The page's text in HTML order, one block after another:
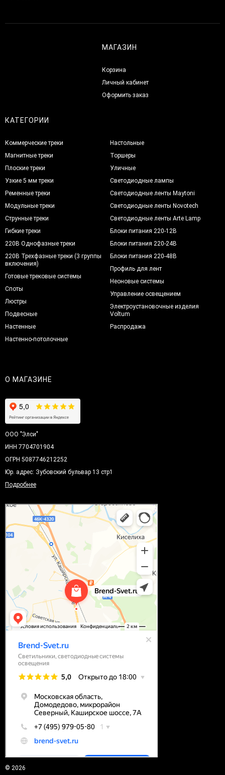
МАГАЗИН
Корзина
Личный кабинет
Оформить заказ
КАТЕГОРИИ
Коммерческие треки
Магнитные треки
Плоские треки
Узкие 5 мм треки
Ременные треки
Модульные треки
Струнные треки
Гибкие треки
220В Однофазные треки
220В Трехфазные треки (3 группы
включения)
Готовые трековые системы
Споты
Люстры
Подвесные
Настенные
Настенно-потолочные
Настольные
Торшеры
Уличные
Светодиодные лампы
Светодиодные ленты Maytoni
Светодиодные ленты Novotech
Светодиодные ленты Arte Lamp
Блоки питания 220-12В
Блоки питания 220-24В
Блоки питания 220-48В
Профиль для лент
Неоновые системы
Управление освещением
Электроустановочные изделия
Voltum
Распродажа
О МАГАЗИНЕ
ООО "Элси"
ИНН 7704701904
ОГРН 5087746212252
Юр. адрес: Зубовский бульвар 13 стр1
Подробнее
© 2026